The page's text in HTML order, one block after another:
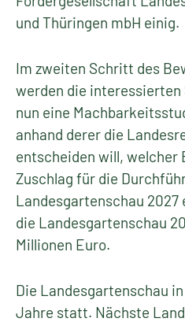
und Thüringen mbH einig.
Im zweiten Schritt des
werden die interessierten
nun eine
anhand derer die
entscheiden will, welcher
Zuschlag für die
Landesgartenschau
die Landesgartenschau
Millionen Euro.
Die Landesgartenschau
Jahre statt. Nächste